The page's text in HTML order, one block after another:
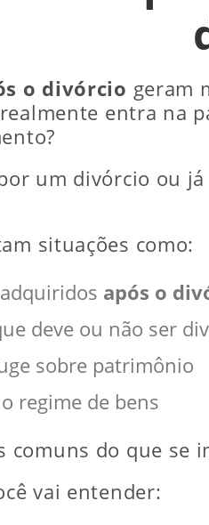
o divórcio geram
entra na
um divórcio ou
situações como:
após o
deve ou não ser
sobre patrimônio
regime de bens
comuns do que
vai entender: